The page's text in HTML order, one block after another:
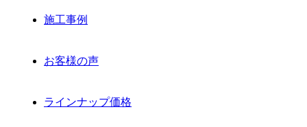
施工事例
お客様の声
ラインナップ価格